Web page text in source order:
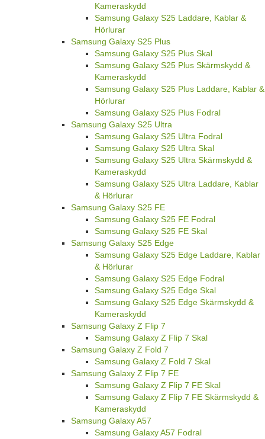
Kameraskydd
Samsung Galaxy S25 Laddare, Kablar &
Hörlurar
Samsung Galaxy S25 Plus
Samsung Galaxy S25 Plus Skal
Samsung Galaxy S25 Plus Skärmskydd &
Kameraskydd
Samsung Galaxy S25 Plus Laddare, Kablar &
Hörlurar
Samsung Galaxy S25 Plus Fodral
Samsung Galaxy S25 Ultra
Samsung Galaxy S25 Ultra Fodral
Samsung Galaxy S25 Ultra Skal
Samsung Galaxy S25 Ultra Skärmskydd &
Kameraskydd
Samsung Galaxy S25 Ultra Laddare, Kablar
& Hörlurar
Samsung Galaxy S25 FE
Samsung Galaxy S25 FE Fodral
Samsung Galaxy S25 FE Skal
Samsung Galaxy S25 Edge
Samsung Galaxy S25 Edge Laddare, Kablar
& Hörlurar
Samsung Galaxy S25 Edge Fodral
Samsung Galaxy S25 Edge Skal
Samsung Galaxy S25 Edge Skärmskydd &
Kameraskydd
Samsung Galaxy Z Flip 7
Samsung Galaxy Z Flip 7 Skal
Samsung Galaxy Z Fold 7
Samsung Galaxy Z Fold 7 Skal
Samsung Galaxy Z Flip 7 FE
Samsung Galaxy Z Flip 7 FE Skal
Samsung Galaxy Z Flip 7 FE Skärmskydd &
Kameraskydd
Samsung Galaxy A57
Samsung Galaxy A57 Fodral